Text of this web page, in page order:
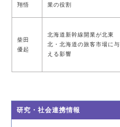
翔悟
業の役割
柴田
優起
北海道新幹線開業が北東
北・北海道の旅客市場に与
える影響
研究・社会連携情報